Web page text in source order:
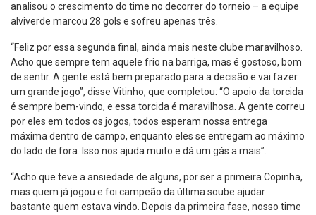
analisou o crescimento do time no decorrer do torneio – a equipe
alviverde marcou 28 gols e sofreu apenas três.
“Feliz por essa segunda final, ainda mais neste clube maravilhoso.
Acho que sempre tem aquele frio na barriga, mas é gostoso, bom
de sentir. A gente está bem preparado para a decisão e vai fazer
um grande jogo”, disse Vitinho, que completou: “O apoio da torcida
é sempre bem-vindo, e essa torcida é maravilhosa. A gente correu
por eles em todos os jogos, todos esperam nossa entrega
máxima dentro de campo, enquanto eles se entregam ao máximo
do lado de fora. Isso nos ajuda muito e dá um gás a mais”.
“Acho que teve a ansiedade de alguns, por ser a primeira Copinha,
mas quem já jogou e foi campeão da última soube ajudar
bastante quem estava vindo. Depois da primeira fase, nosso time